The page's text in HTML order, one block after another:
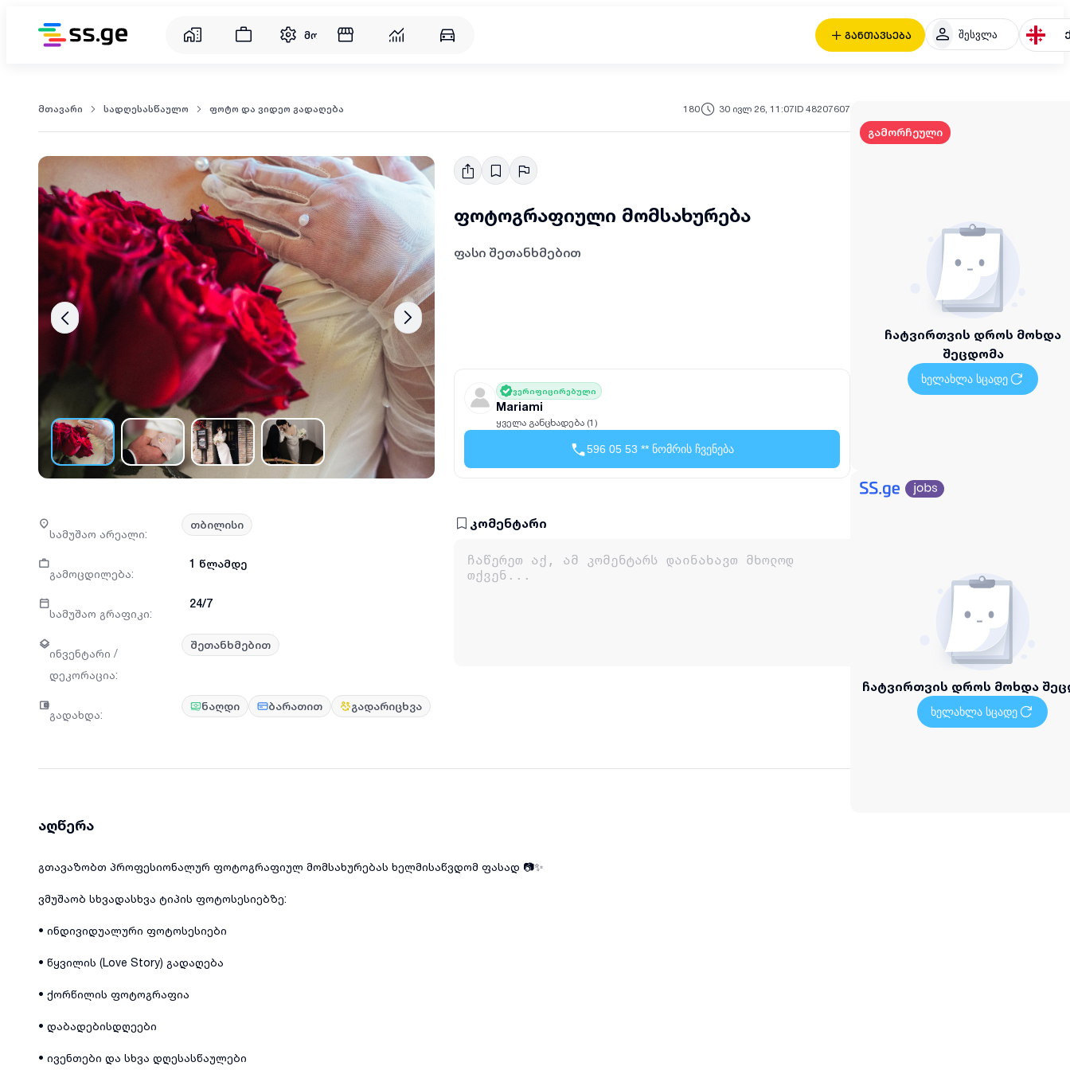
განთავსება შესვლა
მომსახურება
მთავარი სადღესასწაულო ფოტო და ვიდეო გადაღება 180 30 ივლ 26, 11:07ID 48207607
ფოტოგრაფიული მომსახურება
ფასი შეთანხმებით
ვერიფიცირებული
Mariami
ყველა განცხადება (1)
596 05 53 ** ნომრის ჩვენება
სამუშაო არეალი:
თბილისი
გამოცდილება:
1 წლამდე
სამუშაო გრაფიკი:
24/7
ინვენტარი /
დეკორაცია:
შეთანხმებით
გადახდა:
ნაღდი ბარათით გადარიცხვა
კომენტარი
აღწერა
გთავაზობთ პროფესიონალურ ფოტოგრაფიულ მომსახურებას ხელმისაწვდომ ფასად 📷✨
ვმუშაობ სხვადასხვა ტიპის ფოტოსესიებზე:
• ინდივიდუალური ფოტოსესიები
• წყვილის (Love Story) გადაღება
• ქორწილის ფოტოგრაფია
• დაბადებისდღეები
• ივენთები და სხვა დღესასწაულები
გამორჩეული
ჩატვირთვის დროს მოხდა
შეცდომა
ხელახლა სცადე
ჩატვირთვის დროს მოხდა
ხელახლა სცადე